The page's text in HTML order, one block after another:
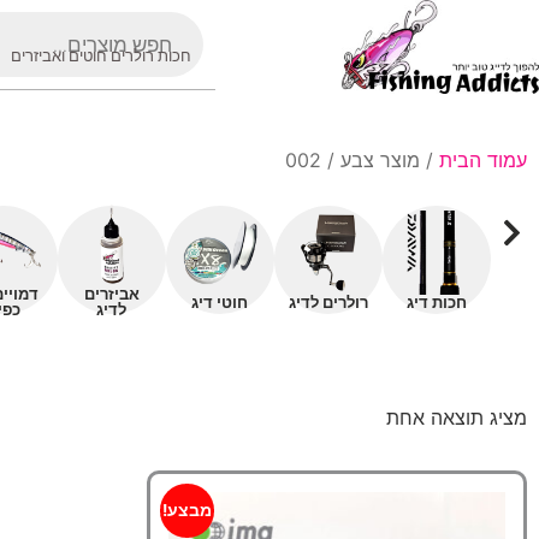
חכות רולרים חוטים ואביזרים
עמוד הבית / מוצר צבע / 002
חכות דיג רולרים לדיג חוטי דיג
אביזרים
לדיג
מציג תוצאה אחת
מבצע!